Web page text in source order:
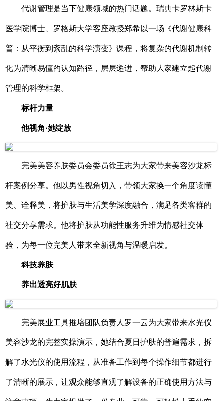
代谢管理是当下健康领域的热门话题。瑞典卡罗林斯卡
医学院博士、罗格斯大学客座教授郑希以一场《代谢健康科
普：从平衡到紊乱的科学演变》课程，将复杂的代谢机制转
化为清晰易懂的认知路径，层层递进，帮助大家建立起代谢
管理的科学框架。
标杆力量
他视角·她绽放
完美美容养肤委员会委员徐王志为大家带来美容沙龙标
杆案例分享。他以男性视角切入，带领大家换一个角度读懂
美、诠释美，将护肤与生活美学深度融合，满足各类客群的
社交分享需求。他将护肤从功能性服务升维为情感社交体
验，为每一位完美人带来全新视角与温暖启发。
科技养肤
养出透亮好肌肤
完美展业工具推培团队负责人罗一云为大家带来水光仪
美容沙龙的完整实操演示，她结合夏日护肤的普遍需求，拆
解了水光仪的使用流程，从准备工作到每个操作细节都进行
了清晰的展示，让观众能够直观了解设备的正确使用方法与